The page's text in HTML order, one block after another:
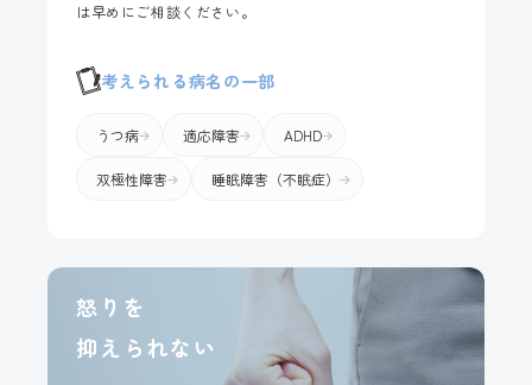
は早めにご相談ください。
考えられる病名の一部
うつ病 適応障害 ADHD
双極性障害 睡眠障害（不眠症）
怒りを
抑えられない